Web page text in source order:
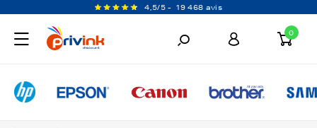
4,5/5 - 19 468 avis
0